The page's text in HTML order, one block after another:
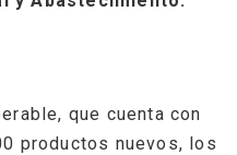
que cuenta con
productos nuevos, los